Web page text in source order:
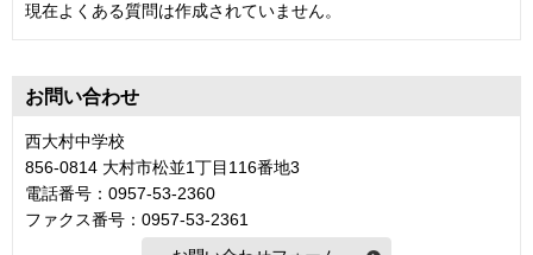
現在よくある質問は作成されていません。
お問い合わせ
西大村中学校
856-0814 大村市松並1丁目116番地3
電話番号：0957-53-2360
ファクス番号：0957-53-2361